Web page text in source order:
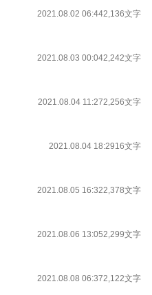
2021.08.02 06:442,136文字
2021.08.03 00:042,242文字
2021.08.04 11:272,256文字
2021.08.04 18:2916文字
2021.08.05 16:322,378文字
2021.08.06 13:052,299文字
2021.08.08 06:372,122文字